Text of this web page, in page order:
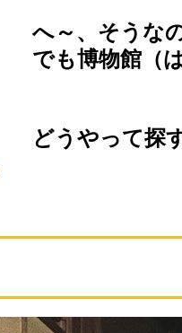
へ～、そうな
でも博物館（
どうやって探